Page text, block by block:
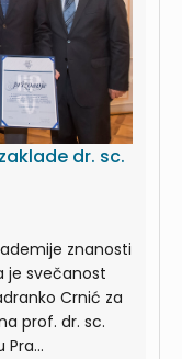
dr. sc.
znanosti
je svečanost
Crnić za
prof. dr. sc.